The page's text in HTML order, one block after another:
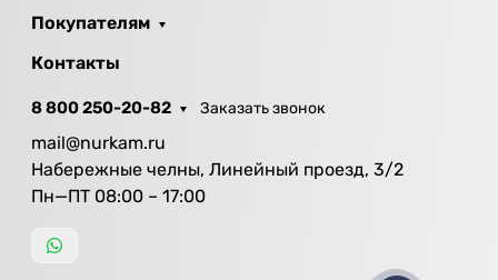
Покупателям
Контакты
8 800 250-20-82 Заказать звонок
mail@nurkam.ru
Набережные челны, Линейный проезд, 3/2
Пн—ПТ 08:00 – 17:00